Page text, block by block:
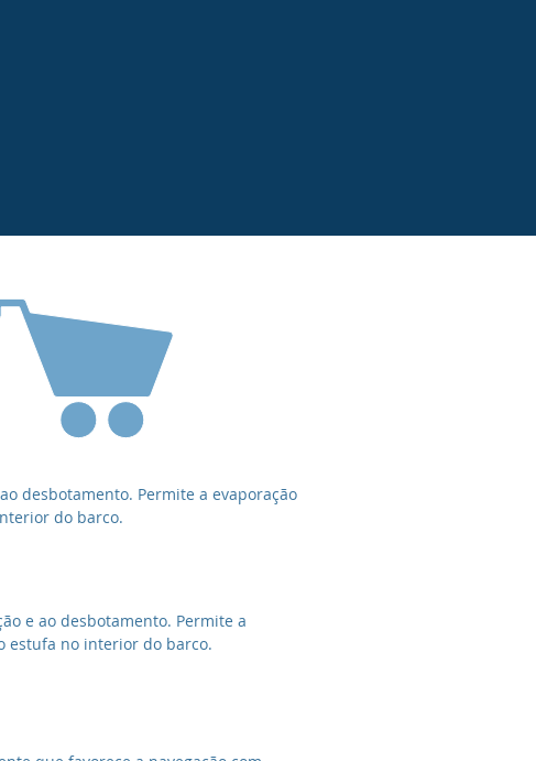
desbotamento. Permite a evaporação
do barco.
e ao desbotamento. Permite a
estufa no interior do barco.